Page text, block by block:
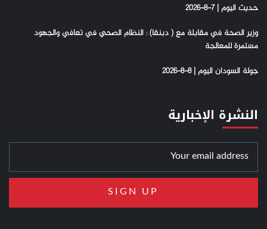
حديث اليوم | 7-8-2026
وزير الصحة في مقابلة مع ( دبنقا) : النظام الصحي في تعافي والجهود
مستمرة للمعالجة
جولة السودان اليوم | 8-8-2026
النشرة الإخبارية